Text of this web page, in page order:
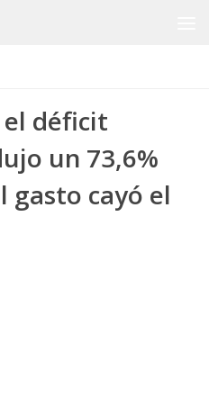
déficit
un 73,6%
gasto cayó el